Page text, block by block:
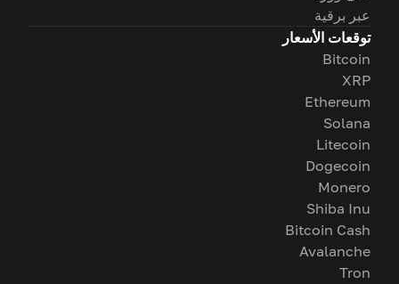
عبر برقية
توقعات الأسعار
Bitcoin
XRP
Ethereum
Solana
Litecoin
Dogecoin
Monero
Shiba Inu
Bitcoin Cash
Avalanche
Tron